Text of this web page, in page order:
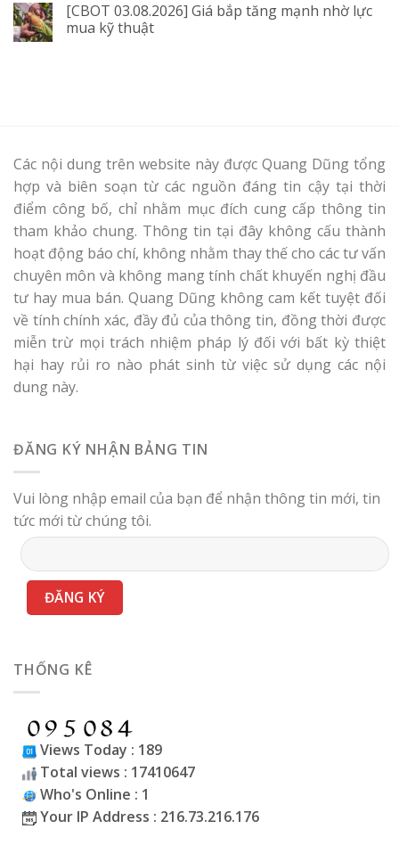
[CBOT 03.08.2026] Giá bắp tăng mạnh nhờ lực
mua kỹ thuật
Các nội dung trên website này được Quang Dũng tổng
hợp và biên soạn từ các nguồn đáng tin cậy tại thời
điểm công bố, chỉ nhằm mục đích cung cấp thông tin
tham khảo chung. Thông tin tại đây không cấu thành
hoạt động báo chí, không nhằm thay thế cho các tư vấn
chuyên môn và không mang tính chất khuyến nghị đầu
tư hay mua bán. Quang Dũng không cam kết tuyệt đối
về tính chính xác, đầy đủ của thông tin, đồng thời được
miễn trừ mọi trách nhiệm pháp lý đối với bất kỳ thiệt
hại hay rủi ro nào phát sinh từ việc sử dụng các nội
dung này.
ĐĂNG KÝ NHẬN BẢNG TIN
Vui lòng nhập email của bạn để nhận thông tin mới, tin
tức mới từ chúng tôi.
THỐNG KÊ
Views Today : 189
Total views : 17410647
Who's Online : 1
Your IP Address : 216.73.216.176